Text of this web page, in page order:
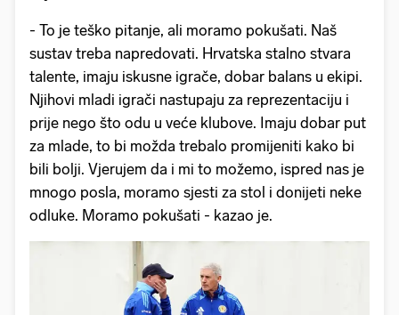
- To je teško pitanje, ali moramo pokušati. Naš
sustav treba napredovati. Hrvatska stalno stvara
talente, imaju iskusne igrače, dobar balans u ekipi.
Njihovi mladi igrači nastupaju za reprezentaciju i
prije nego što odu u veće klubove. Imaju dobar put
za mlade, to bi možda trebalo promijeniti kako bi
bili bolji. Vjerujem da i mi to možemo, ispred nas je
mnogo posla, moramo sjesti za stol i donijeti neke
odluke. Moramo pokušati - kazao je.